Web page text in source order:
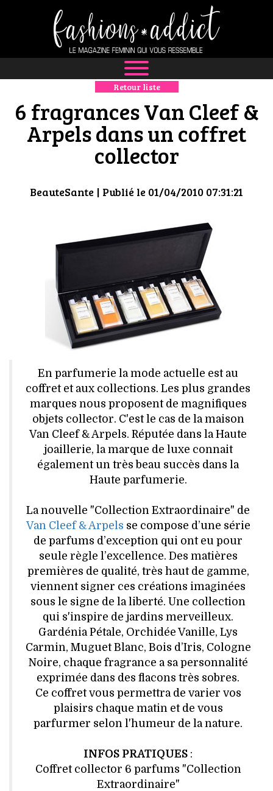
NEWS
MODE
LUXE
DÉFILÉS
CULTURE
HIGH TECH
MAISON
AUTO
LIEUX TENDANCES
BEAUTÉ
MODE DE RUE
JEUNES CRÉATEURS
HISTOIRE DES MARQUES
DÉCO
VOYAGES & LOISIRS
Retour liste
6 fragrances Van Cleef &
Arpels dans un coffret
collector
BeauteSante | Publié le 01/04/2010 07:31:21
En parfumerie la mode actuelle est au
coffret et aux collections. Les plus grandes
marques nous proposent de magnifiques
objets collector. C'est le cas de la maison
Van Cleef & Arpels. Réputée dans la Haute
joaillerie, la marque de luxe connait
également un très beau succès dans la
Haute parfumerie.
La nouvelle "Collection Extraordinaire" de
Van Cleef & Arpels se compose d’une série
de parfums d’exception qui ont eu pour
seule règle l’excellence. Des matières
premières de qualité, très haut de gamme,
viennent signer ces créations imaginées
sous le signe de la liberté. Une collection
qui s'inspire de jardins merveilleux.
Gardénia Pétale, Orchidée Vanille, Lys
Carmin, Muguet Blanc, Bois d’Iris, Cologne
Noire, chaque fragrance a sa personnalité
exprimée dans des flacons très sobres.
Ce coffret vous permettra de varier vos
plaisirs chaque matin et de vous
parfurmer selon l'humeur de la nature.
INFOS PRATIQUES :
Coffret collector 6 parfums "Collection
Extraordinaire"